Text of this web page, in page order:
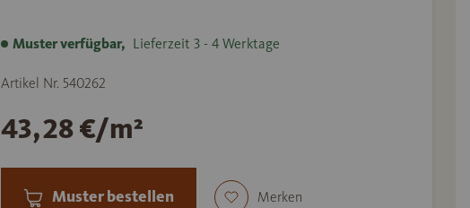
Muster verfügbar, Lieferzeit 3 - 4 Werktage
Artikel Nr. 540262
43,28 €/m²
Muster bestellen Merken